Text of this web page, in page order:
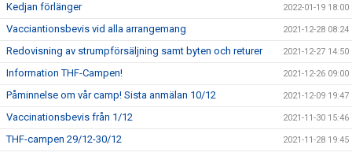
Kedjan förlänger 2022-01-19 18:00
Vacciantionsbevis vid alla arrangemang 2021-12-28 08:24
Redovisning av strumpförsäljning samt byten och returer 2021-12-27 14:50
Information THF-Campen! 2021-12-26 09:00
Påminnelse om vår camp! Sista anmälan 10/12 2021-12-09 19:47
Vaccinationsbevis från 1/12 2021-11-30 15:46
THF-campen 29/12-30/12 2021-11-28 19:45